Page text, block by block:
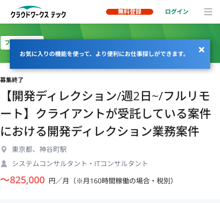
無料登録 ログイン
お気に入りの機能を使って、より便利にお仕事探しができます。
フルリモート
募集終了
【開発ディレクション/週2日~/フルリモ
ート】クライアントが受託している案件
における開発ディレクション業務案件
東京都、神谷町駅
システムコンサルタント・ITコンサルタント
〜825,000 円／月（※月160時間稼働の場合・税別）